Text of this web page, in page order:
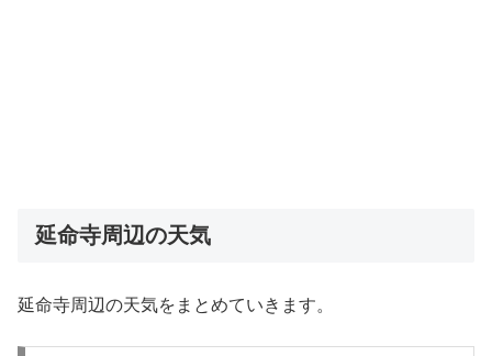
延命寺周辺の天気
延命寺周辺の天気をまとめていきます。